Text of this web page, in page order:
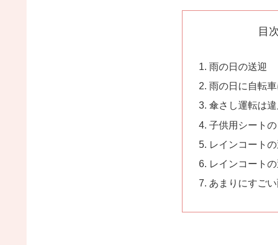
目次
雨の日の送迎
雨の日に自転
傘さし運転は
子供用シート
レインコート
レインコート
あまりにすご